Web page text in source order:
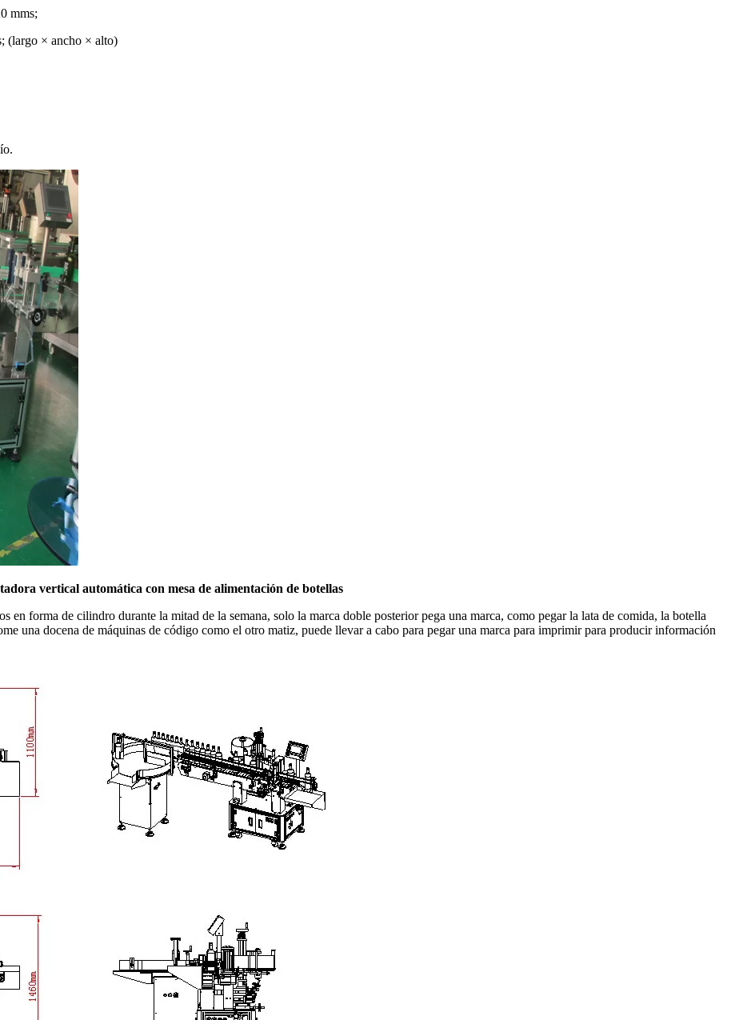
mms;
(largo × ancho × alto)
vertical automática con mesa de alimentación de botellas
en forma de cilindro durante la mitad de la semana, solo la marca doble posterior pega una marca, como pegar la lata de comida, la botella
una docena de máquinas de código como el otro matiz, puede llevar a cabo para pegar una marca para imprimir para producir información